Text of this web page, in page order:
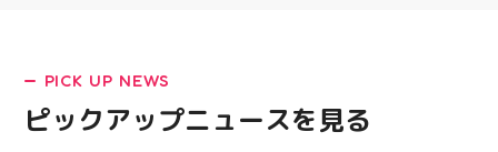
LATEST!
ピックアップニュース
スポーツに関連したグッ
ズなどが当たりますので
ぜひご参加ください️ ・
という方もお気軽に 作
りたいものについてもご
PICK UP NEWS
ピックアップニュースを見る